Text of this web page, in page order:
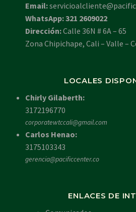
Email:
WhatsApp: 321 2609022
Dirección:Calle 36N # 6A – 65
Zona Chipichape, Cali – Valle –
LOCALES
Chirly Gilaberth:
3172196770
corporatewtccali@gmail.com
Carlos Henao:
3175103343
gerencia@pacificcenter.co
ENLACES DE